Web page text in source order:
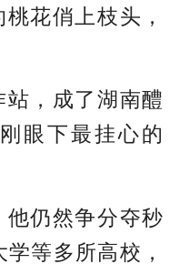
花俏上枝头，
，成了湖南醴
眼下最挂心的
仍然争分夺秒
等多所高校，